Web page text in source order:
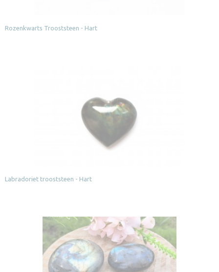
Rozenkwarts Trooststeen - Hart
Labradoriet trooststeen - Hart